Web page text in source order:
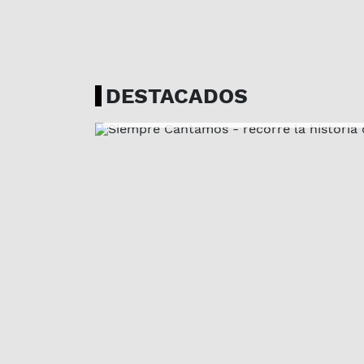
DESTACADOS
compositoras